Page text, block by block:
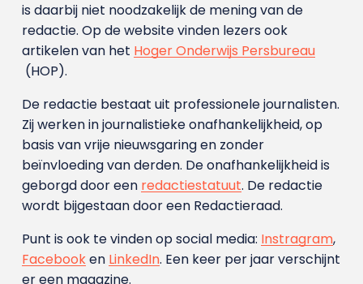
is daarbij niet noodzakelijk de mening van de
redactie. Op de website vinden lezers ook
artikelen van het Hoger Onderwijs Persbureau
(HOP).
De redactie bestaat uit professionele journalisten.
Zij werken in journalistieke onafhankelijkheid, op
basis van vrije nieuwsgaring en zonder
beïnvloeding van derden. De onafhankelijkheid is
geborgd door een redactiestatuut. De redactie
wordt bijgestaan door een Redactieraad.
Punt is ook te vinden op social media: Instragram,
Facebooken LinkedIn. Een keer per jaar verschijnt
er een magazine.